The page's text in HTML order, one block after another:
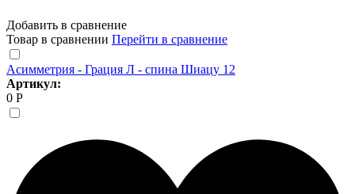
Добавить в сравнение
Товар в сравнении Перейти в сравнение
Асимметрия - Грация Л - спина Шиацу 12
Артикул:
0 Р